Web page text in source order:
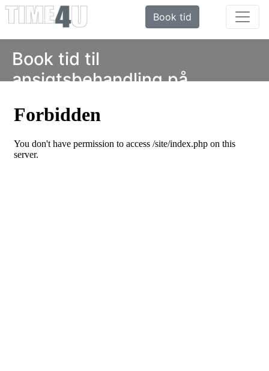
Book tid
Book tid til
ansigtsbehandling på